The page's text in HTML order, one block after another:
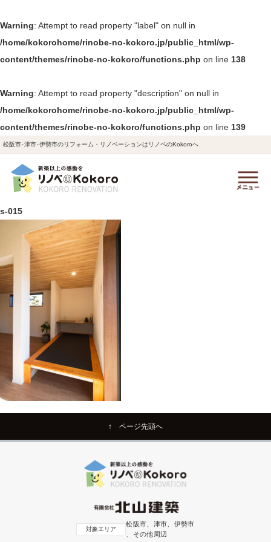
Warning: Attempt to read property "label" on null in
/home/kokorohome/rinobe-no-kokoro.jp/public_html/wp-
content/themes/rinobe-no-kokoro/functions.php on line 138
Warning: Attempt to read property "description" on null in
/home/kokorohome/rinobe-no-kokoro.jp/public_html/wp-
content/themes/rinobe-no-kokoro/functions.php on line 139
松阪市･津市･伊勢市のリフォーム・リノベーションはリノベのKokoroへ
s-015
↑ ページ先頭へ
対象エリア
松阪市、津市、伊勢市
、その他周辺